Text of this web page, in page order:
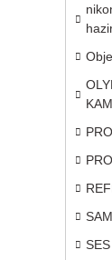
SES